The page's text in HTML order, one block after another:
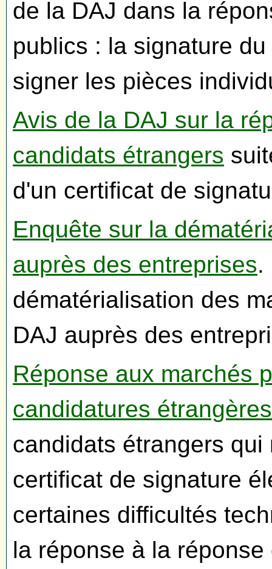
de la DAJ dans la
publics : la signature
signer les pièces
Avis de la DAJ sur la
candidats étrangers
d'un certificat de
Enquête sur la
auprès des entreprises.
dématérialisation des
DAJ auprès des
Réponse aux marchés
candidatures
candidats étrangers qui
certificat de signature
certaines difficultés
la réponse à la